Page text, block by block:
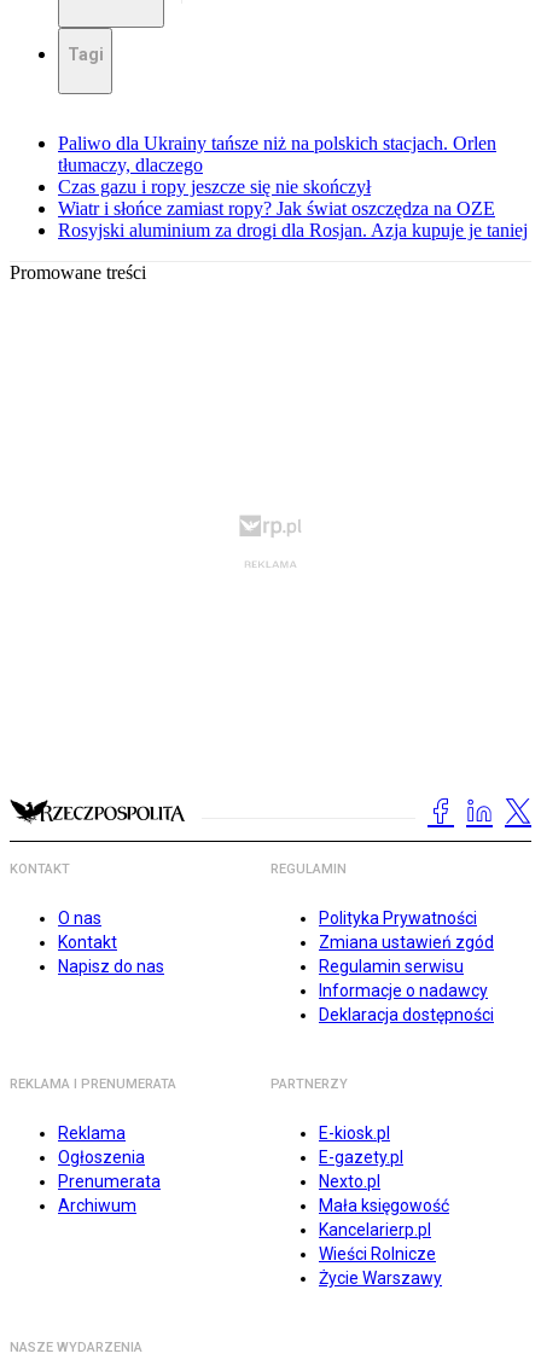
Tagi
Paliwo dla Ukrainy tańsze niż na polskich stacjach. Orlen
tłumaczy, dlaczego
Czas gazu i ropy jeszcze się nie skończył
Wiatr i słońce zamiast ropy? Jak świat oszczędza na OZE
Rosyjski aluminium za drogi dla Rosjan. Azja kupuje je taniej
Promowane treści
KONTAKT
O nas
Kontakt
Napisz do nas
REGULAMIN
Polityka Prywatności
Zmiana ustawień zgód
Regulamin serwisu
Informacje o nadawcy
Deklaracja dostępności
REKLAMA I PRENUMERATA
Reklama
Ogłoszenia
Prenumerata
Archiwum
PARTNERZY
E-kiosk.pl
E-gazety.pl
Nexto.pl
Mała księgowość
Kancelarierp.pl
Wieści Rolnicze
Życie Warszawy
NASZE WYDARZENIA